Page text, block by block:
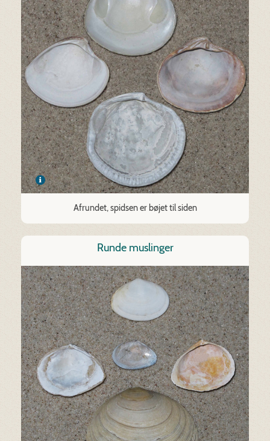
Afrundet, spidsen er bøjet til siden
Runde muslinger